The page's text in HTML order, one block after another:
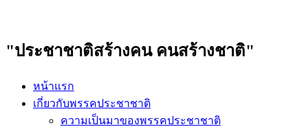
"ประชาชาติสร้างคน คนสร้างชาติ"
หน้าแรก
เกี่ยวกับพรรคประชาชาติ
ความเป็นมาของพรรคประชาชาติ